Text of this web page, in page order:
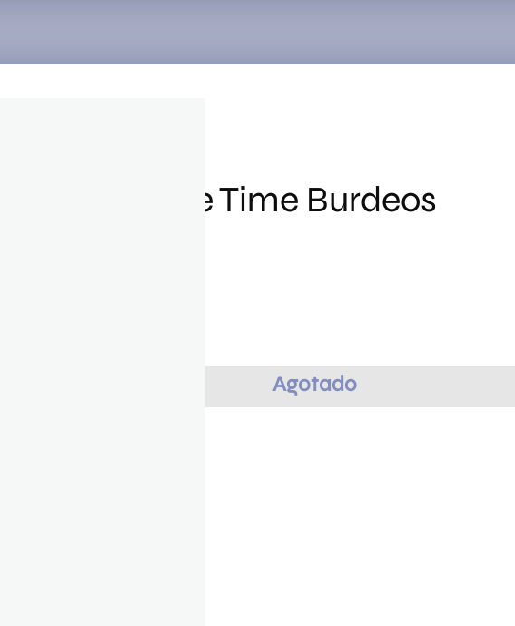
Search
Vestido All The Time Burdeos
Agotado